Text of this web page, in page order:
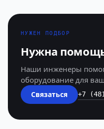
НУЖЕН ПОДБОР
Нужна
Наши инженеры
оборудование для
Связаться +7